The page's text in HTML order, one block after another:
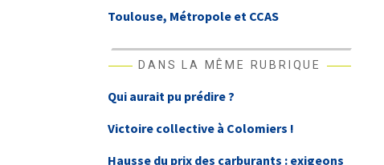
Toulouse, Métropole et CCAS
DANS LA MÊME RUBRIQUE
Qui aurait pu prédire ?
Victoire collective à Colomiers !
Hausse du prix des carburants : exigeons